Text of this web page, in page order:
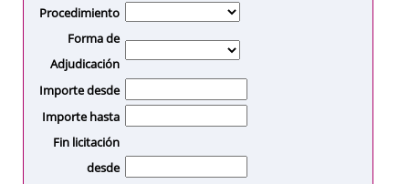
Procedimiento
Forma de
Adjudicación
Importe desde
Importe hasta
Fin licitación
desde